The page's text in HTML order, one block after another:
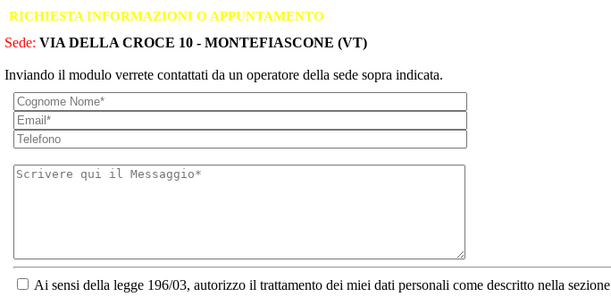
RICHIESTA INFORMAZIONI O APPUNTAMENTO
Sede: VIA DELLA CROCE 10 - MONTEFIASCONE (VT)
Inviando il modulo verrete contattati da un operatore della sede sopra indicata.
Ai sensi della legge 196/03, autorizzo il trattamento dei miei dati personali come descritto nella sezione